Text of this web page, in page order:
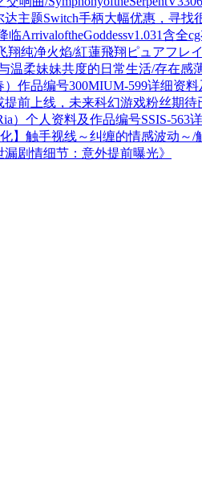
主题Switch手柄大幅优惠，寻找
临ArrivaloftheGoddessv1.031含全
翔纯净火焰/紅蓮飛翔ピュアフレ
温柔妹妹共度的日常生活/存在感
作品编号300MIUM-599详细资
前上线，未来科幻游戏粉丝期待
）个人资料及作品编号SSIS-563
】触手视线～纠缠的情感波动
漏剧情细节：意外提前曝光》